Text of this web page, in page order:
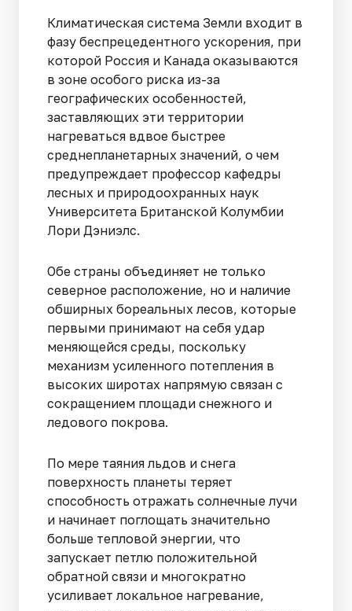
Климатическая система Земли входит в
фазу беспрецедентного ускорения, при
которой Россия и Канада оказываются
в зоне особого риска из-за
географических особенностей,
заставляющих эти территории
нагреваться вдвое быстрее
среднепланетарных значений, о чем
предупреждает профессор кафедры
лесных и природоохранных наук
Университета Британской Колумбии
Лори Дэниэлс.
Обе страны объединяет не только
северное расположение, но и наличие
обширных бореальных лесов, которые
первыми принимают на себя удар
меняющейся среды, поскольку
механизм усиленного потепления в
высоких широтах напрямую связан с
сокращением площади снежного и
ледового покрова.
По мере таяния льдов и снега
поверхность планеты теряет
способность отражать солнечные лучи
и начинает поглощать значительно
больше тепловой энергии, что
запускает петлю положительной
обратной связи и многократно
усиливает локальное нагревание,